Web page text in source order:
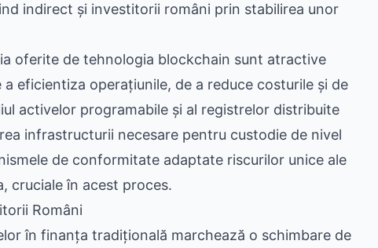
indirect și investitorii români prin stabilirea unor
oferite de tehnologia blockchain sunt atractive
eficientiza operațiunile, de a reduce costurile și de
activelor programabile și al registrelor distribuite
infrastructurii necesare pentru custodie de nivel
de conformitate adaptate riscurilor unice ale
cruciale în acest proces.
Români
în finanța tradițională marchează o schimbare de